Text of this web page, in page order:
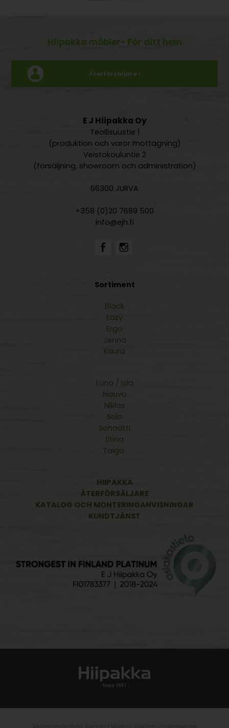
Hiipakka möbler- För ditt hem
Återförsäljare ›
E J Hiipakka Oy
Teollisuustie 1
(produktion och varor mottagning)
Veistokouluntie 2
(försäljning, showroom och administration)
66300 JURVA
+358 (0)20 7689 500
info@ejh.fi
Sortiment
Black
Eazy
Ergo
Jenna
Kaura
Luna / Isla
Nauvo
Niklas
Solo
Sonaatti
Stina
Taiga
HIIPAKKA
ÅTERFÖRSÄLJARE
KATALOG OCH MONTERINGANVISNINGAR
KUNDTJÄNST